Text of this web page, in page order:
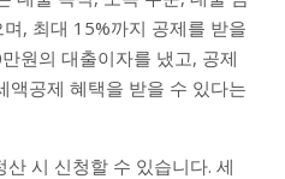
, 최대 15%까지 공제를 받을
원의 대출이자를 냈고, 공제
공제 혜택을 받을 수 있다는
시 신청할 수 있습니다. 세